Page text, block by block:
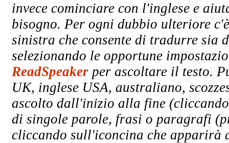
invece cominciare con l'inglese e
bisogno. Per ogni dubbio ulteriore
sinistra che consente di tradurre
selezionando le opportune
ReadSpeaker per ascoltare il testo.
UK, inglese USA, australiano,
ascolto dall'inizio alla fine
di singole parole, frasi o paragrafi
cliccando sull'iconcina che apparirà